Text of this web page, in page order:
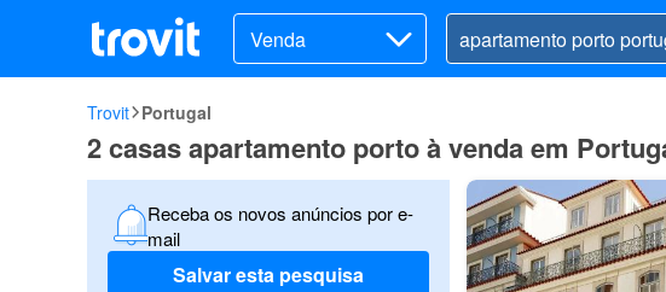
Venda
Trovit Portugal
2 casas apartamento porto à venda em
Receba os novos anúncios por e-
mail
Salvar esta pesquisa